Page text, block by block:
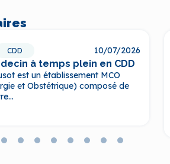
CDD 10/07/2026
à temps plein en CDD
est un établissement MCO
et Obstétrique) composé de